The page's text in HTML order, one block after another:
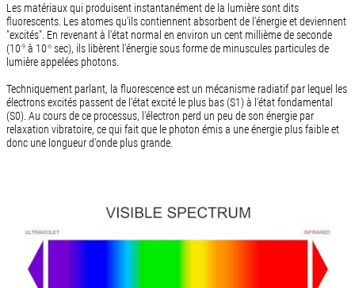
Les matériaux qui produisent instantanément de la lumière sont dits
fluorescents. Les atomes qu'ils contiennent absorbent de l'énergie et deviennent
"excités". En revenant à l'état normal en environ un cent millième de seconde
(10-9à 10-6sec), ils libèrent l'énergie sous forme de minuscules particules de
lumière appelées photons.
Techniquement parlant, la fluorescence est un mécanisme radiatif par lequel les
électrons excités passent de l'état excité le plus bas (S1) à l'état fondamental
(S0). Au cours de ce processus, l'électron perd un peu de son énergie par
relaxation vibratoire, ce qui fait que le photon émis a une énergie plus faible et
donc une longueur d'onde plus grande.